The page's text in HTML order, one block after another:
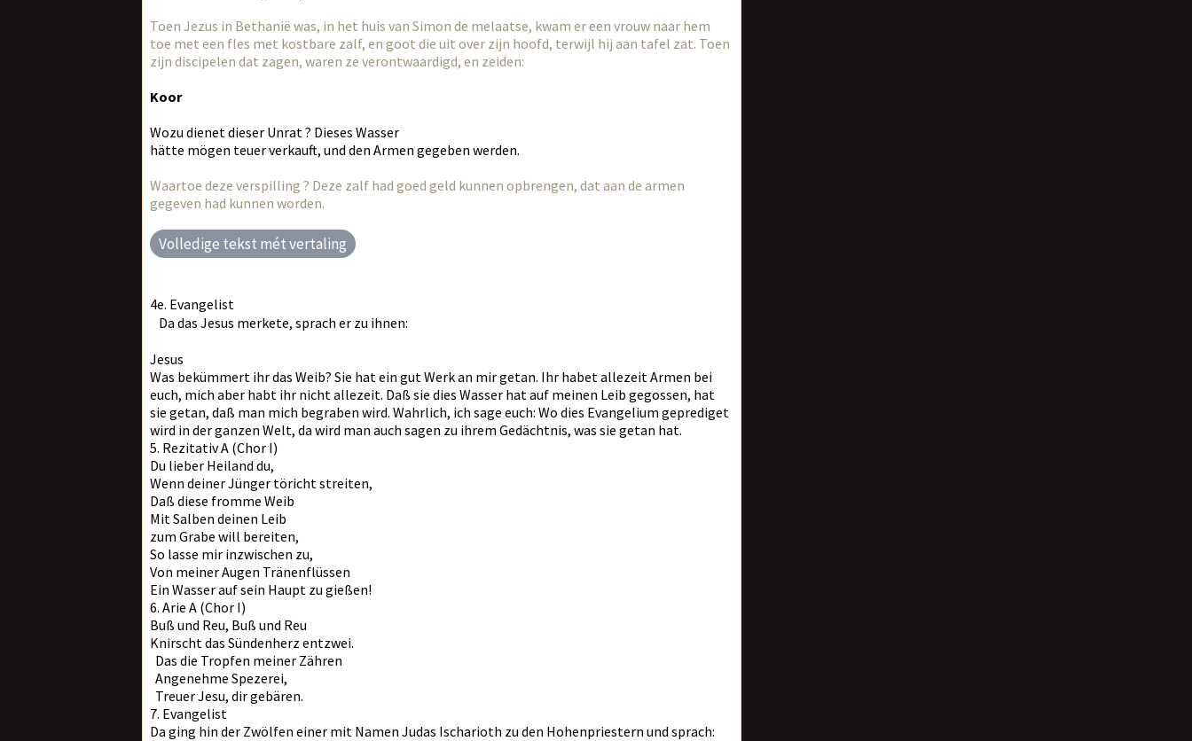
Toen Jezus in Bethanië was, in het huis van Simon de melaatse, kwam er een vrouw naar hem
toe met een fles met kostbare zalf, en goot die uit over zijn hoofd, terwijl hij aan tafel zat. Toen
zijn discipelen dat zagen, waren ze verontwaardigd, en zeiden:
Koor
Wozu dienet dieser Unrat ? Dieses Wasser
hätte mögen teuer verkauft, und den Armen gegeben werden.
Waartoe deze verspilling ? Deze zalf had goed geld kunnen opbrengen, dat aan de armen
gegeven had kunnen worden.
Volledige tekst mét vertaling
4e. Evangelist
Da das Jesus merkete, sprach er zu ihnen:
Jesus
Was bekümmert ihr das Weib? Sie hat ein gut Werk an mir getan. Ihr habet allezeit Armen bei
euch, mich aber habt ihr nicht allezeit. Daß sie dies Wasser hat auf meinen Leib gegossen, hat
sie getan, daß man mich begraben wird. Wahrlich, ich sage euch: Wo dies Evangelium geprediget
wird in der ganzen Welt, da wird man auch sagen zu ihrem Gedächtnis, was sie getan hat.
5. Rezitativ A (Chor I)
Du lieber Heiland du,
Wenn deiner Jünger töricht streiten,
Daß diese fromme Weib
Mit Salben deinen Leib
zum Grabe will bereiten,
So lasse mir inzwischen zu,
Von meiner Augen Tränenflüssen
Ein Wasser auf sein Haupt zu gießen!
6. Arie A (Chor I)
Buß und Reu, Buß und Reu
Knirscht das Sündenherz entzwei.
Das die Tropfen meiner Zähren
Angenehme Spezerei,
Treuer Jesu, dir gebären.
7. Evangelist
Da ging hin der Zwölfen einer mit Namen Judas Ischarioth zu den Hohenpriestern und sprach: